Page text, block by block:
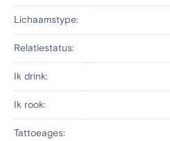
Lichaamstype:
Relatiestatus:
Ik drink:
Ik rook:
Tattoeages: